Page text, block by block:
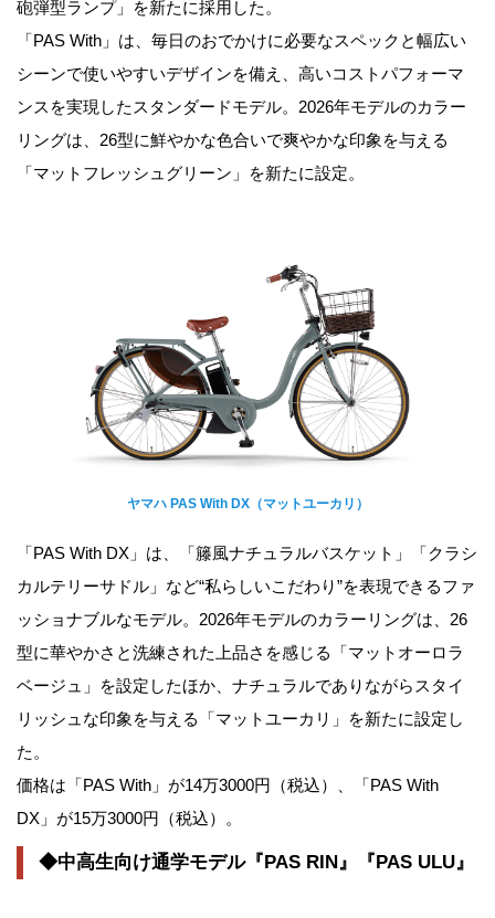
砲弾型ランプ」を新たに採用した。
「PAS With」は、毎日のおでかけに必要なスペックと幅広い
シーンで使いやすいデザインを備え、高いコストパフォーマ
ンスを実現したスタンダードモデル。2026年モデルのカラー
リングは、26型に鮮やかな色合いで爽やかな印象を与える
「マットフレッシュグリーン」を新たに設定。
ヤマハ PAS With DX（マットユーカリ）
「PAS With DX」は、「籐風ナチュラルバスケット」「クラシ
カルテリーサドル」など“私らしいこだわり”を表現できるファ
ッショナブルなモデル。2026年モデルのカラーリングは、26
型に華やかさと洗練された上品さを感じる「マットオーロラ
ベージュ」を設定したほか、ナチュラルでありながらスタイ
リッシュな印象を与える「マットユーカリ」を新たに設定し
た。
価格は「PAS With」が14万3000円（税込）、「PAS With
DX」が15万3000円（税込）。
◆中高生向け通学モデル『PAS RIN』『PAS ULU』